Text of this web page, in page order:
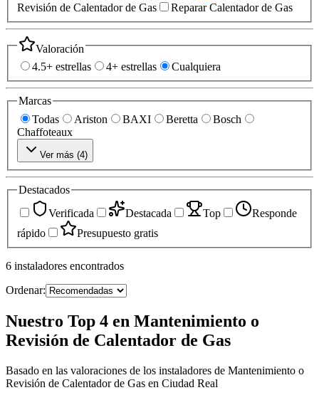
Revisión de Calentador de Gas
Reparar Calentador de Gas
Valoración
4.5+ estrellas
4+ estrellas Cualquiera
Marcas
Todas
Ariston BAXI Beretta
Bosch
Chaffoteaux
Ver más (4)
Destacados
Verificada
Destacada Top
Responde
rápido
Presupuesto gratis
6 instaladores encontrados
Ordenar:
Nuestro Top 4 en Mantenimiento o
Revisión de Calentador de Gas
Basado en las valoraciones de los instaladores de Mantenimiento o
Revisión de Calentador de Gas en Ciudad Real